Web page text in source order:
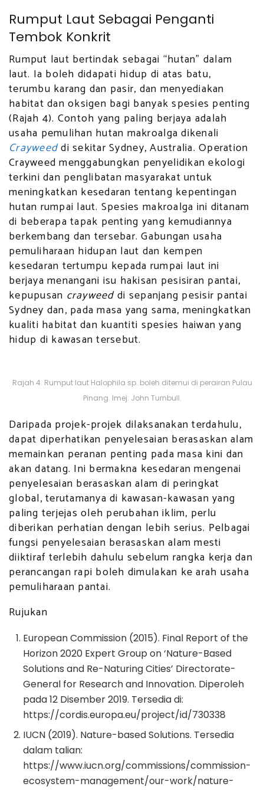
Rumput Laut Sebagai Penganti
Tembok Konkrit
Rumput laut bertindak sebagai “hutan” dalam
laut. Ia boleh didapati hidup di atas batu,
terumbu karang dan pasir, dan menyediakan
habitat dan oksigen bagi banyak spesies penting
(Rajah 4). Contoh yang paling berjaya adalah
usaha pemulihan hutan makroalga dikenali
Crayweeddi sekitar Sydney, Australia. Operation
Crayweed menggabungkan penyelidikan ekologi
terkini dan penglibatan masyarakat untuk
meningkatkan kesedaran tentang kepentingan
hutan rumpai laut. Spesies makroalga ini ditanam
di beberapa tapak penting yang kemudiannya
berkembang dan tersebar. Gabungan usaha
pemuliharaan hidupan laut dan kempen
kesedaran tertumpu kepada rumpai laut ini
berjaya menangani isu hakisan pesisiran pantai,
kepupusan crayweeddi sepanjang pesisir pantai
Sydney dan, pada masa yang sama, meningkatkan
kualiti habitat dan kuantiti spesies haiwan yang
hidup di kawasan tersebut.
Rajah 4. Rumput laut Halophila sp. boleh ditemui di perairan Pulau
Pinang. Imej: John Turnbull.
Daripada projek-projek dilaksanakan terdahulu,
dapat diperhatikan penyelesaian berasaskan alam
memainkan peranan penting pada masa kini dan
akan datang. Ini bermakna kesedaran mengenai
penyelesaian berasaskan alam di peringkat
global, terutamanya di kawasan-kawasan yang
paling terjejas oleh perubahan iklim, perlu
diberikan perhatian dengan lebih serius. Pelbagai
fungsi penyelesaian berasaskan alam mesti
diiktiraf terlebih dahulu sebelum rangka kerja dan
perancangan rapi boleh dimulakan ke arah usaha
pemuliharaan pantai.
Rujukan
European Commission (2015). Final Report of the
Horizon 2020 Expert Group on ‘Nature-Based
Solutions and Re-Naturing Cities’ Directorate-
General for Research and Innovation. Diperoleh
pada 12 Disember 2019. Tersedia di:
https://cordis.europa.eu/project/id/730338
IUCN (2019). Nature-based Solutions. Tersedia
dalam talian:
https://www.iucn.org/commissions/commission-
ecosystem-management/our-work/nature-